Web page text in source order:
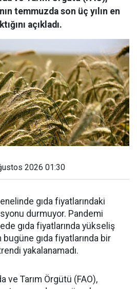
temmuzda son üç yılın en
açıkladı.
2026 01:30
gıda fiyatlarındaki
durmuyor. Pandemi
gıda fiyatlarında yükseliş
bugüne gıda fiyatlarında bir
yakalanamadı.
ve Tarım Örgütü (FAO),